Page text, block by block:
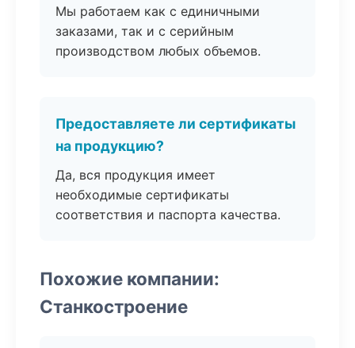
Мы работаем как с единичными
заказами, так и с серийным
производством любых объемов.
Предоставляете ли сертификаты
на продукцию?
Да, вся продукция имеет
необходимые сертификаты
соответствия и паспорта качества.
Похожие компании:
Станкостроение